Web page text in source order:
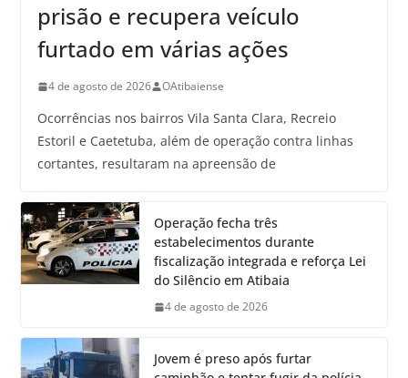
prisão e recupera veículo
furtado em várias ações
4 de agosto de 2026 OAtibaiense
Ocorrências nos bairros Vila Santa Clara, Recreio
Estoril e Caetetuba, além de operação contra linhas
cortantes, resultaram na apreensão de
Operação fecha três
estabelecimentos durante
fiscalização integrada e reforça Lei
do Silêncio em Atibaia
4 de agosto de 2026
Jovem é preso após furtar